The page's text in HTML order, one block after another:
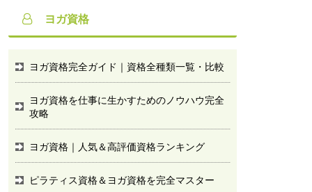
ヨガ資格
ヨガ資格完全ガイド｜資格全種類一覧・比較
ヨガ資格を仕事に生かすためのノウハウ完全
攻略
ヨガ資格｜人気＆高評価資格ランキング
ピラティス資格＆ヨガ資格を完全マスター